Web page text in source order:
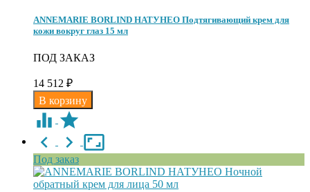
ANNEMARIE BORLIND НАТУНЕО Подтягивающий крем для
кожи вокруг глаз 15 мл
ПОД ЗАКАЗ
14 512 ₽
Под заказ